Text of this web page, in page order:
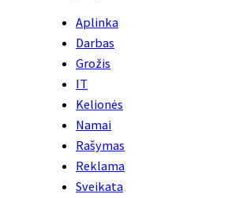
Aplinka
Darbas
Grožis
IT
Kelionės
Namai
Rašymas
Reklama
Sveikata